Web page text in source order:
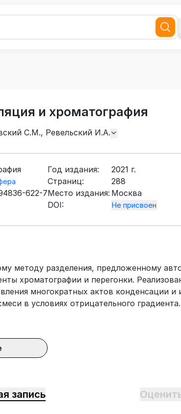
и хроматография
С.М., Ревельский И.А.
622-7
Год издания:
2021 г.
Страниц:
288
Место издания: Москва
DOI:
Не присвоен
методу разделения, предложенному
хроматографии и перегонки.
многократных актов конденсации и
в условиях отрицательного градиента
и в изотермических условиях (с
обоснование его особенностей. В
возможности использования в процессе
характеристик чистых веществ
запись